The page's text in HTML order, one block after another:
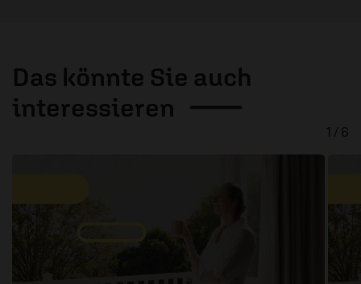
Das könnte Sie auch
interessieren
1 / 6